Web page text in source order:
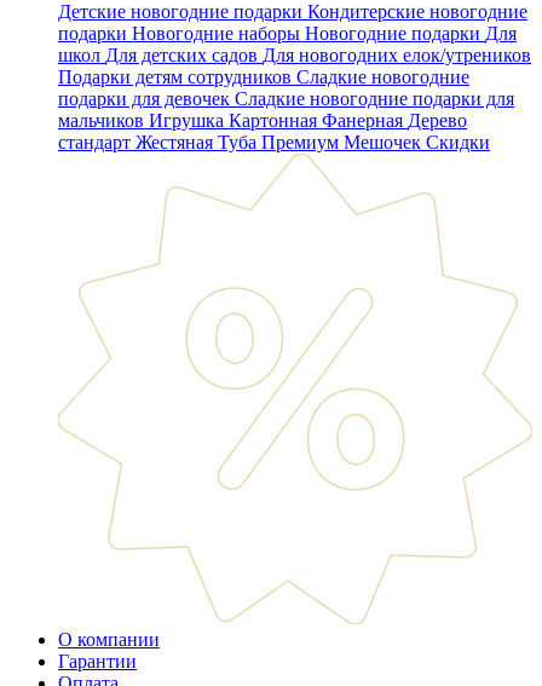
Детские новогодние подарки Кондитерские новогодние
подарки Новогодние наборы Новогодние подарки Для
школ Для детских садов Для новогодних елок/утреников
Подарки детям сотрудников Сладкие новогодние
подарки для девочек Сладкие новогодние подарки для
мальчиков Игрушка Картонная Фанерная Дерево
стандарт Жестяная Туба Премиум Мешочек Скидки
О компании
Гарантии